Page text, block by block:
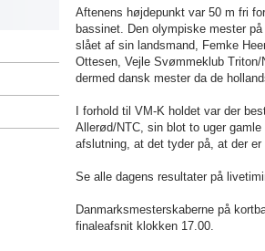
Aftenens højdepunkt var 50 m fri
bassinet. Den olympiske mester
slået af sin landsmand, Femke
Ottesen, Vejle Svømmeklub
dermed dansk mester da de
I forhold til VM-K holdet var der
Allerød/NTC, sin blot to uger
afslutning, at det tyder på, at der
Se alle dagens resultater på
Danmarksmesterskaberne på
finaleafsnit klokken 17.00.